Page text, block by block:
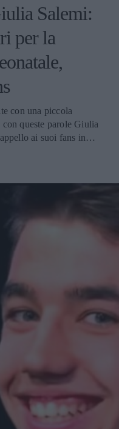
Salemi:
per la
con una piccola
con queste parole Giulia
ai suoi fans in
di macchinari